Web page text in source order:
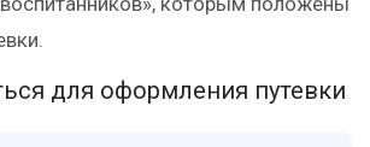
для оформления путевки